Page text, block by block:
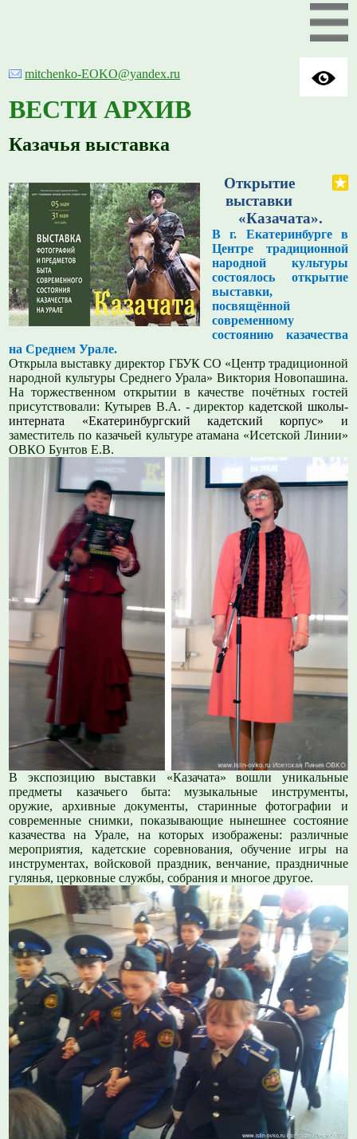
mitchenko-EOKO@yandex.ru
ВЕСТИ АРХИВ
Казачья выставка
Открытие
выставки
«Казачата».
В г. Екатеринбурге в
Центре традиционной
народной культуры
состоялось открытие
выставки,
посвящённой
современному
состоянию казачества
на Среднем Урале.
Открыла выставку директор ГБУК СО «Центр традиционной
народной культуры Среднего Урала» Виктория Новопашина.
На торжественном открытии в качестве почётных гостей
присутствовали: Кутырев В.А. - директор кадетской школы-
интерната «Екатеринбургский кадетский корпус» и
заместитель по казачьей культуре атамана «Исетской Линии»
ОВКО Бунтов Е.В.
В экспозицию выставки «Казачата» вошли уникальные
предметы казачьего быта: музыкальные инструменты,
оружие, архивные документы, старинные фотографии и
современные снимки, показывающие нынешнее состояние
казачества на Урале, на которых изображены: различные
мероприятия, кадетские соревнования, обучение игры на
инструментах, войсковой праздник, венчание, праздничные
гулянья, церковные службы, собрания и многое другое.